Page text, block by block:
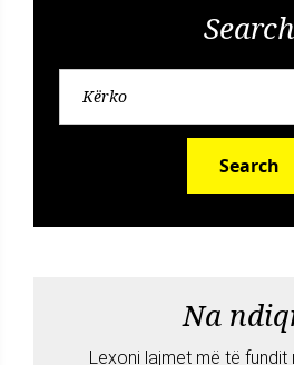
Search
Search
Na
Lexoni lajmet më të